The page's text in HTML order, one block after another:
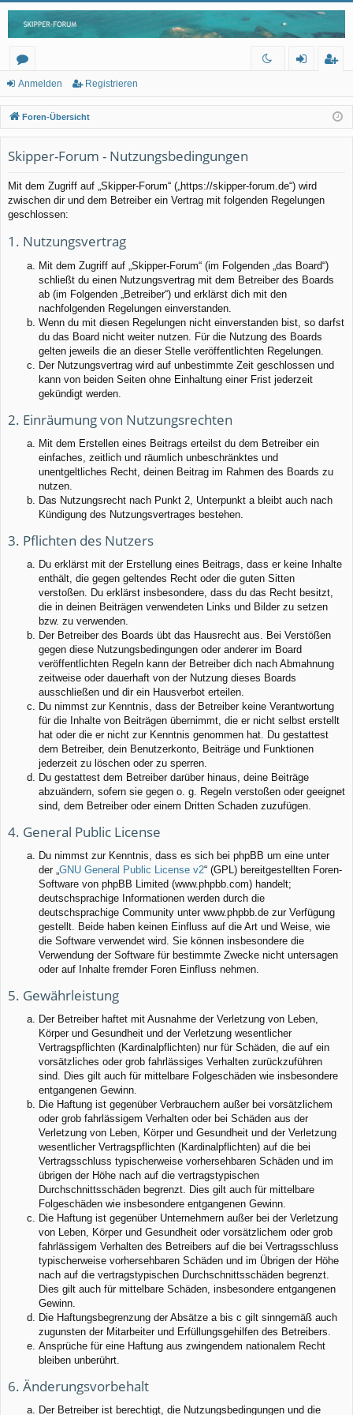
or
en
m
el
n
ist
rie
Anmelden Registrieren
Foren-Übersicht
Skipper-Forum - Nutzungsbedingungen
Mit dem Zugriff auf „Skipper-Forum“ („https://skipper-forum.de“) wird
zwischen dir und dem Betreiber ein Vertrag mit folgenden Regelungen
geschlossen:
1. Nutzungsvertrag
Mit dem Zugriff auf „Skipper-Forum“ (im Folgenden „das Board“)
schließt du einen Nutzungsvertrag mit dem Betreiber des Boards
ab (im Folgenden „Betreiber“) und erklärst dich mit den
nachfolgenden Regelungen einverstanden.
Wenn du mit diesen Regelungen nicht einverstanden bist, so darfst
du das Board nicht weiter nutzen. Für die Nutzung des Boards
gelten jeweils die an dieser Stelle veröffentlichten Regelungen.
Der Nutzungsvertrag wird auf unbestimmte Zeit geschlossen und
kann von beiden Seiten ohne Einhaltung einer Frist jederzeit
gekündigt werden.
2. Einräumung von Nutzungsrechten
Mit dem Erstellen eines Beitrags erteilst du dem Betreiber ein
einfaches, zeitlich und räumlich unbeschränktes und
unentgeltliches Recht, deinen Beitrag im Rahmen des Boards zu
nutzen.
Das Nutzungsrecht nach Punkt 2, Unterpunkt a bleibt auch nach
Kündigung des Nutzungsvertrages bestehen.
3. Pflichten des Nutzers
Du erklärst mit der Erstellung eines Beitrags, dass er keine Inhalte
enthält, die gegen geltendes Recht oder die guten Sitten
verstoßen. Du erklärst insbesondere, dass du das Recht besitzt,
die in deinen Beiträgen verwendeten Links und Bilder zu setzen
bzw. zu verwenden.
Der Betreiber des Boards übt das Hausrecht aus. Bei Verstößen
gegen diese Nutzungsbedingungen oder anderer im Board
veröffentlichten Regeln kann der Betreiber dich nach Abmahnung
zeitweise oder dauerhaft von der Nutzung dieses Boards
ausschließen und dir ein Hausverbot erteilen.
Du nimmst zur Kenntnis, dass der Betreiber keine Verantwortung
für die Inhalte von Beiträgen übernimmt, die er nicht selbst erstellt
hat oder die er nicht zur Kenntnis genommen hat. Du gestattest
dem Betreiber, dein Benutzerkonto, Beiträge und Funktionen
jederzeit zu löschen oder zu sperren.
Du gestattest dem Betreiber darüber hinaus, deine Beiträge
abzuändern, sofern sie gegen o. g. Regeln verstoßen oder geeignet
sind, dem Betreiber oder einem Dritten Schaden zuzufügen.
4. General Public License
Du nimmst zur Kenntnis, dass es sich bei phpBB um eine unter
der „GNU General Public License v2“ (GPL) bereitgestellten Foren-
Software von phpBB Limited (www.phpbb.com) handelt;
deutschsprachige Informationen werden durch die
deutschsprachige Community unter www.phpbb.de zur Verfügung
gestellt. Beide haben keinen Einfluss auf die Art und Weise, wie
die Software verwendet wird. Sie können insbesondere die
Verwendung der Software für bestimmte Zwecke nicht untersagen
oder auf Inhalte fremder Foren Einfluss nehmen.
5. Gewährleistung
Der Betreiber haftet mit Ausnahme der Verletzung von Leben,
Körper und Gesundheit und der Verletzung wesentlicher
Vertragspflichten (Kardinalpflichten) nur für Schäden, die auf ein
vorsätzliches oder grob fahrlässiges Verhalten zurückzuführen
sind. Dies gilt auch für mittelbare Folgeschäden wie insbesondere
entgangenen Gewinn.
Die Haftung ist gegenüber Verbrauchern außer bei vorsätzlichem
oder grob fahrlässigem Verhalten oder bei Schäden aus der
Verletzung von Leben, Körper und Gesundheit und der Verletzung
wesentlicher Vertragspflichten (Kardinalpflichten) auf die bei
Vertragsschluss typischerweise vorhersehbaren Schäden und im
übrigen der Höhe nach auf die vertragstypischen
Durchschnittsschäden begrenzt. Dies gilt auch für mittelbare
Folgeschäden wie insbesondere entgangenen Gewinn.
Die Haftung ist gegenüber Unternehmern außer bei der Verletzung
von Leben, Körper und Gesundheit oder vorsätzlichem oder grob
fahrlässigem Verhalten des Betreibers auf die bei Vertragsschluss
typischerweise vorhersehbaren Schäden und im Übrigen der Höhe
nach auf die vertragstypischen Durchschnittsschäden begrenzt.
Dies gilt auch für mittelbare Schäden, insbesondere entgangenen
Gewinn.
Die Haftungsbegrenzung der Absätze a bis c gilt sinngemäß auch
zugunsten der Mitarbeiter und Erfüllungsgehilfen des Betreibers.
Ansprüche für eine Haftung aus zwingendem nationalem Recht
bleiben unberührt.
6. Änderungsvorbehalt
Der Betreiber ist berechtigt, die Nutzungsbedingungen und die